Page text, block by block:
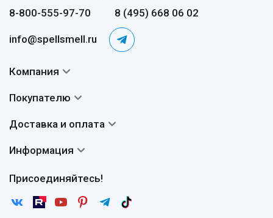
8-800-555-97-70 8 (495) 668 06 02
info@spellsmell.ru
Присоединяйтесь!
Компания
Авторы
Сертификаты
Покупателю
Вопросы и ответы
Отзывы
Статьи
Доставка и оплата
Доставка
Возврат
Информация
Пользовательское соглашение